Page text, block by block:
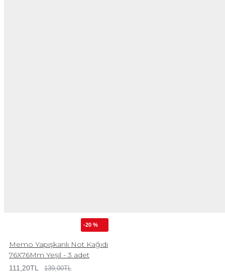
-20 %
Memo Yapışkanlı Not Kağıdı
76X76Mm Yeşil - 3 adet
111,20TL 139,00TL